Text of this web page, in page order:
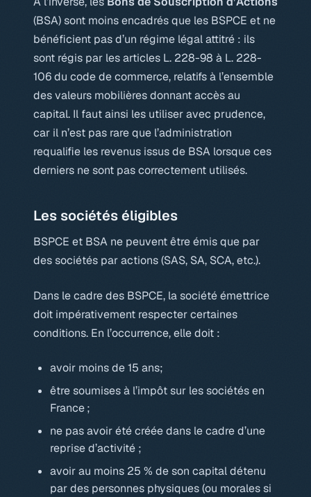
(BSA) sont moins encadrés que les BSPCE et ne
bénéficient pas d’un régime légal attitré : ils
sont régis par les articles L. 228-98 à L. 228-
106 du code de commerce, relatifs à l’ensemble
des valeurs mobilières donnant accès au
capital. Il faut ainsi les utiliser avec prudence,
car il n’est pas rare que l’administration
requalifie les revenus issus de BSA lorsque ces
derniers ne sont pas correctement utilisés.
Les sociétés éligibles
BSPCE et BSA ne peuvent être émis que par
des sociétés par actions (SAS, SA, SCA, etc.).
Dans le cadre des BSPCE, la société émettrice
doit impérativement respecter certaines
conditions. En l’occurrence, elle doit :
avoir moins de 15 ans;
être soumises à l’impôt sur les sociétés en
France ;
ne pas avoir été créée dans le cadre d’une
reprise d’activité ;
avoir au moins 25 % de son capital détenu
par des personnes physiques (ou morales si